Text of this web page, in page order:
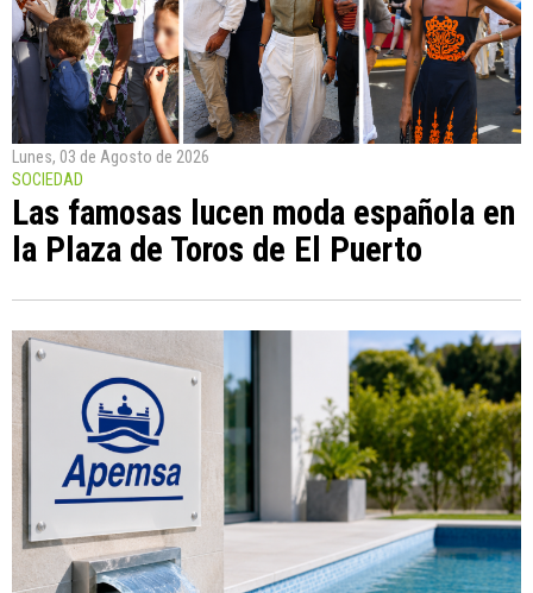
Lunes, 03 de Agosto de 2026
SOCIEDAD
Las famosas lucen moda española en
la Plaza de Toros de El Puerto